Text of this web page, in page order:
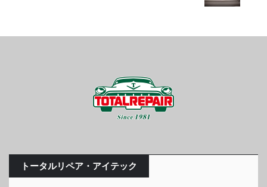
トータルリペア・アイテック